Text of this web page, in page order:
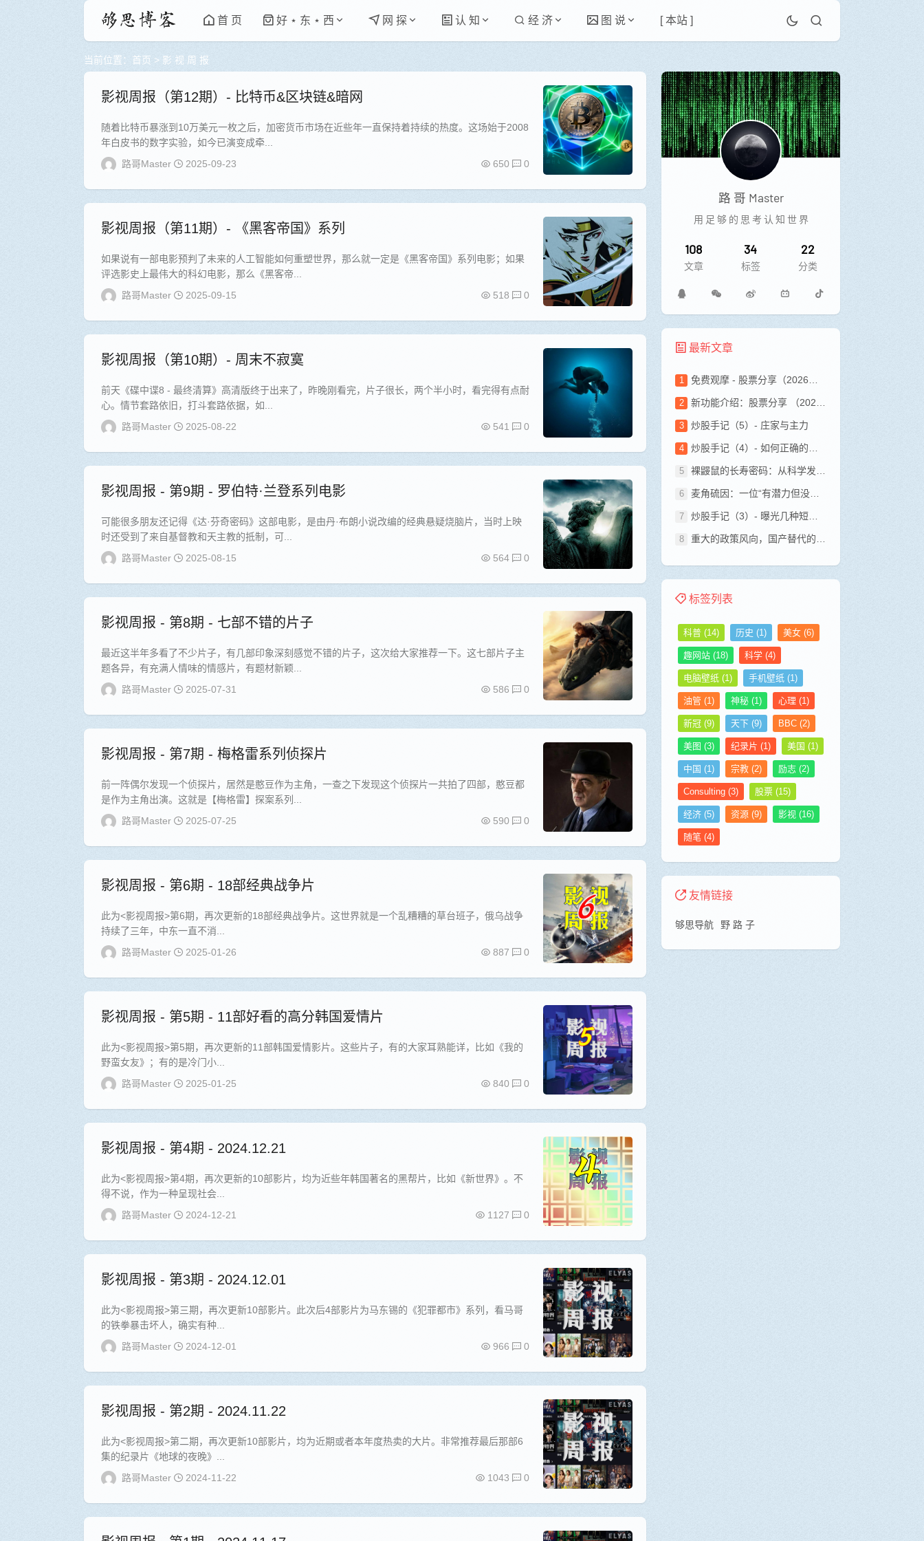
首 页 好 ⋆ 东 ⋆ 西 网 探 认 知 经 济 图 说 [ 本站 ]
当前位置： 首页 > 影 视 周 报
影视周报（第12期）- 比特币&区块链&暗网
随着比特币暴涨到10万美元一枚之后，加密货币市场在近些年一直保持着持续的热度。这场始于2008
年白皮书的数字实验，如今已演变成牵...
路哥Master
2025-09-23 650 0
影视周报（第11期）- 《黑客帝国》系列
如果说有一部电影预判了未来的人工智能如何重塑世界，那么就一定是《黑客帝国》系列电影；如果
评选影史上最伟大的科幻电影，那么《黑客帝...
路哥Master
2025-09-15 518 0
影视周报（第10期）- 周末不寂寞
前天《碟中谍8 - 最终清算》高清版终于出来了，昨晚刚看完，片子很长，两个半小时，看完得有点耐
心。情节套路依旧，打斗套路依据，如...
路哥Master
2025-08-22 541 0
影视周报 - 第9期 - 罗伯特·兰登系列电影
可能很多朋友还记得《达·芬奇密码》这部电影，是由丹·布朗小说改编的经典悬疑烧脑片，当时上映
时还受到了来自基督教和天主教的抵制，可...
路哥Master
2025-08-15 564 0
影视周报 - 第8期 - 七部不错的片子
最近这半年多看了不少片子，有几部印象深刻感觉不错的片子，这次给大家推荐一下。这七部片子主
题各异，有充满人情味的情感片，有题材新颖...
路哥Master
2025-07-31 586 0
影视周报 - 第7期 - 梅格雷系列侦探片
前一阵偶尔发现一个侦探片，居然是憨豆作为主角，一查之下发现这个侦探片一共拍了四部，憨豆都
是作为主角出演。这就是【梅格雷】探案系列...
路哥Master
2025-07-25 590 0
影视周报 - 第6期 - 18部经典战争片
此为<影视周报>第6期，再次更新的18部经典战争片。这世界就是一个乱糟糟的草台班子，俄乌战争
持续了三年，中东一直不消...
路哥Master
2025-01-26 887 0
影视周报 - 第5期 - 11部好看的高分韩国爱情片
此为<影视周报>第5期，再次更新的11部韩国爱情影片。这些片子，有的大家耳熟能详，比如《我的
野蛮女友》；有的是冷门小...
路哥Master
2025-01-25 840 0
影视周报 - 第4期 - 2024.12.21
此为<影视周报>第4期，再次更新的10部影片，均为近些年韩国著名的黑帮片，比如《新世界》。不
得不说，作为一种呈现社会...
路哥Master
2024-12-21 1127 0
影视周报 - 第3期 - 2024.12.01
此为<影视周报>第三期，再次更新10部影片。此次后4部影片为马东锡的《犯罪都市》系列，看马哥
的铁拳暴击坏人，确实有种...
路哥Master
2024-12-01 966 0
影视周报 - 第2期 - 2024.11.22
此为<影视周报>第二期，再次更新10部影片，均为近期或者本年度热卖的大片。非常推荐最后那部6
集的纪录片《地球的夜晚》...
路哥Master
2024-11-22 1043 0
路 哥 Master
用 足 够 的 思 考 认 知 世 界
108
文章
34
标签
22
分类
最新文章
免费观摩 - 股票分享（2026年7月26日）
新功能介绍：股票分享 （2026年7月26日）
炒股手记（5）- 庄家与主力
炒股手记（4）- 如何正确的开始学习炒股？
裸鼹鼠的长寿密码：从科学发现到日常抗衰的实用指南
麦角硫因：一位“有潜力但没毕业”的抗衰老选手
炒股手记（3）- 曝光几种短视频骗子
重大的政策风向，国产替代的重大利好！
标签列表
科普 (14) 历史 (1) 美女 (6)
趣网站 (18) 科学 (4)
电脑壁纸 (1) 手机壁纸 (1)
油管 (1) 神秘 (1) 心理 (1)
新冠 (9) 天下 (9) BBC (2)
美图 (3) 纪录片 (1) 美国 (1)
中国 (1) 宗教 (2) 励志 (2)
Consulting (3) 股票 (15)
经济 (5) 资源 (9) 影视 (16)
随笔 (4)
友情链接
够思导航 野 路 子